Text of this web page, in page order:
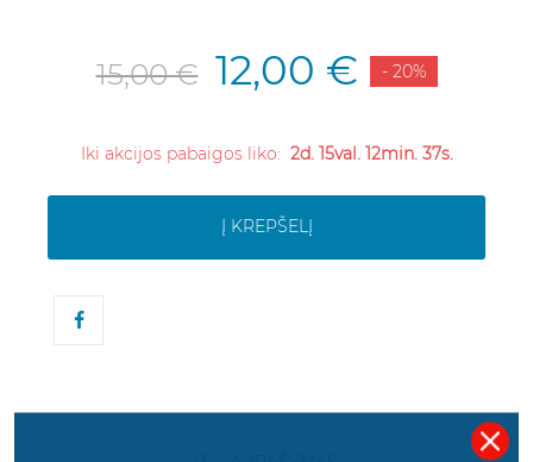
15,00 € 12,00 € - 20%
Iki akcijos pabaigos liko: 2d. 15val. 12min. 37s.
Į KREPŠELĮ